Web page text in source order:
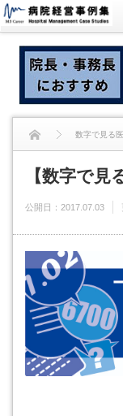
数字で見る
【数字で見
公開日： 2017.07.03